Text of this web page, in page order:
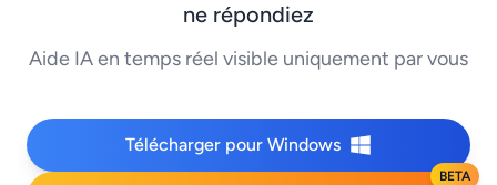
ne répondiez
Aide IA en temps réel visible uniquement par vous
Télécharger pour Windows
BETA